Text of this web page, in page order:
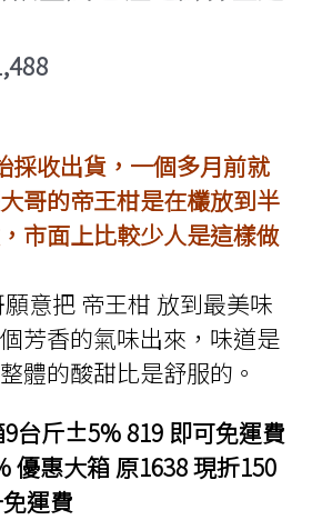
圍：
NT$399
到
採收出貨，一個多月前就
哥的帝王柑是在欉放到半
市面上比較少人是這樣做
意把 帝王柑 放到最美味
芳香的氣味出來，味道是
體的酸甜比是舒服的。
台斤±5% 819 即可免運費
優惠大箱 原1638 現折150
運費